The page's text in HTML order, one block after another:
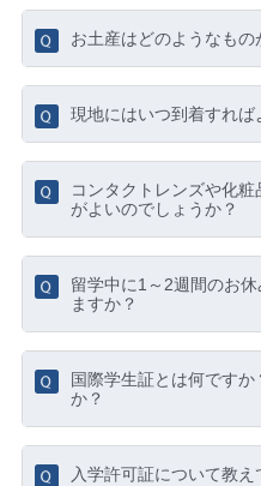
お土産はどのようなもの
現地にはいつ到着すれば
コンタクトレンズや化
がよいのでしょうか？
留学中に1～2週間のお
ますか？
国際学生証とは何です
か？
入学許可証について教え